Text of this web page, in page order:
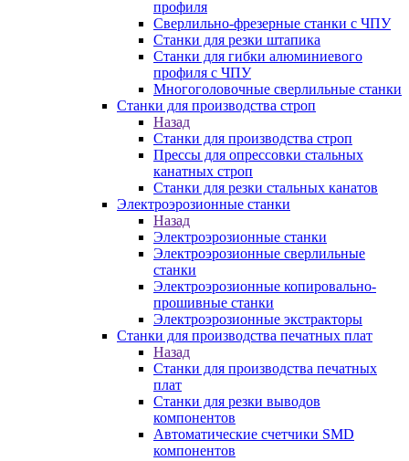
профиля
Сверлильно-фрезерные станки с ЧПУ
Станки для резки штапика
Станки для гибки алюминиевого
профиля с ЧПУ
Многоголовочные сверлильные станки
Станки для производства строп
Назад
Станки для производства строп
Прессы для опрессовки стальных
канатных строп
Станки для резки стальных канатов
Электроэрозионные станки
Назад
Электроэрозионные станки
Электроэрозионные сверлильные
станки
Электроэрозионные копировально-
прошивные станки
Электроэрозионные экстракторы
Станки для производства печатных плат
Назад
Станки для производства печатных
плат
Станки для резки выводов
компонентов
Автоматические счетчики SMD
компонентов